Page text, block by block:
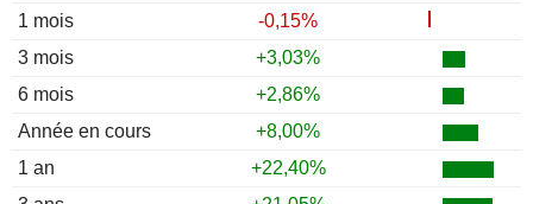
1 mois
-0,15%
3 mois
+3,03%
6 mois
+2,86%
Année en cours
+8,00%
1 an
+22,40%